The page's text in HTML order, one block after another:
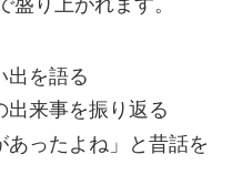
盛り上がれます。
出を語る
出来事を振り返る
あったよね」と昔話を